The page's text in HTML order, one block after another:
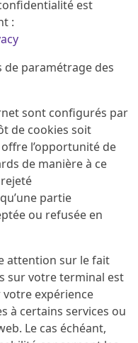
est
:
de paramétrage des
sont configurés par
de cookies soit
l’opportunité de
de manière à ce
partie
ou refusée en
attention sur le fait
sur votre terminal est
votre expérience
à certains services ou
Le cas échéant,